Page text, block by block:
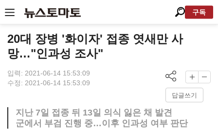
구독
20대 장병 '화이자' 접종 엿새만 사
망…"인과성 조사"
입력: 2021-06-14 15:53:09
수정: 2021-06-14 15:53:09
답글쓰기
지난 7일 접종 뒤 13일 의식 잃은 채 발견
군에서 부검 진행 중…이후 인과성 여부 판단